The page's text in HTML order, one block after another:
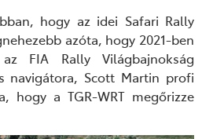
hogy az idei Safari Rally
azóta, hogy 2021-ben
FIA Rally Világbajnokság
navigátora, Scott Martin profi
hogy a TGR-WRT megőrizze